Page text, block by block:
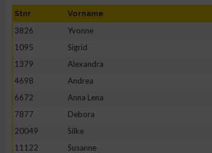
Stnr Vorname
3826 Yvonne
1095
Sigrid
1379
Alexandra
4698
Andrea
6672
Anna Lena
7877
Debora
20049
Silke
11122
Susanne